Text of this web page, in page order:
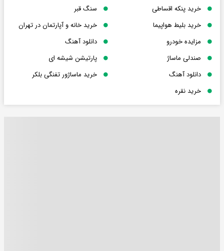
خرید پنکه اقساطی
سنگ قبر
خرید بلیط هواپیما
خرید خانه و آپارتمان در تهران
مزایده خودرو
دانلود آهنگ
صندلی ماساژ
پارتیشن شیشه ای
دانلود آهنگ
خرید ماساژور تفنگی بلکر
خرید نقره